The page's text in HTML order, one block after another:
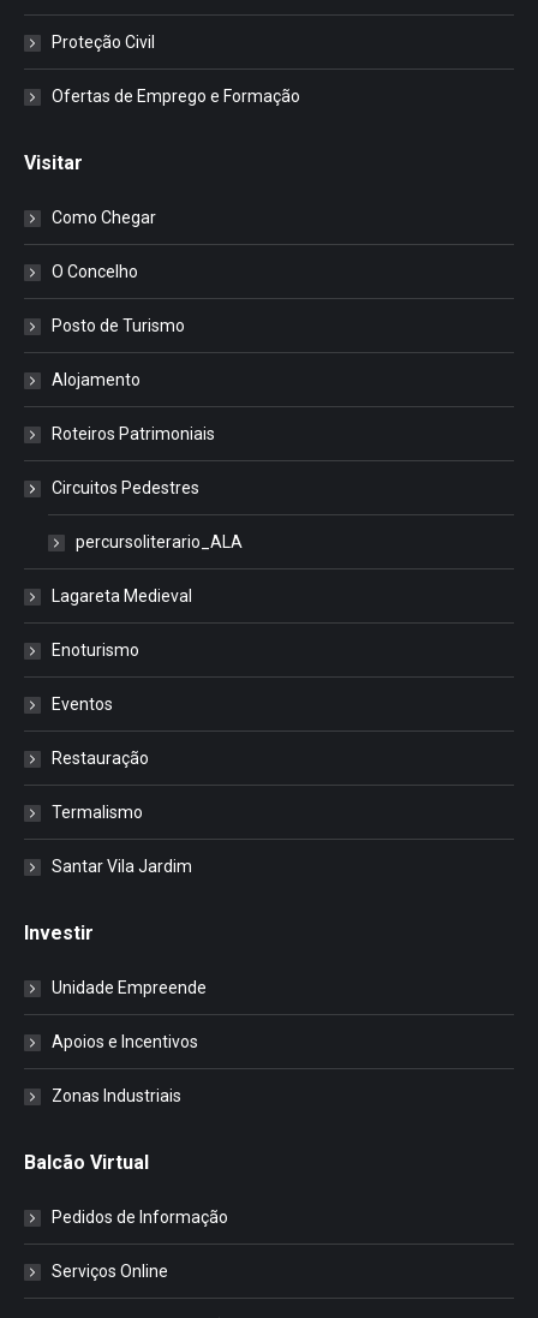
Proteção Civil
Ofertas de Emprego e Formação
Visitar
Como Chegar
O Concelho
Posto de Turismo
Alojamento
Roteiros Patrimoniais
Circuitos Pedestres
percursoliterario_ALA
Lagareta Medieval
Enoturismo
Eventos
Restauração
Termalismo
Santar Vila Jardim
Investir
Unidade Empreende
Apoios e Incentivos
Zonas Industriais
Balcão Virtual
Pedidos de Informação
Serviços Online